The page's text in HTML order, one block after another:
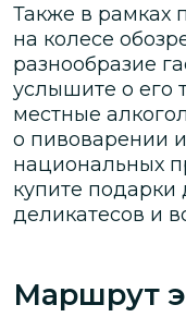
Также в рамках
на колесе
разнообразие
услышите о его
местные
о пивоварении
национальных
купите подарки
деликатесов и
Маршрут